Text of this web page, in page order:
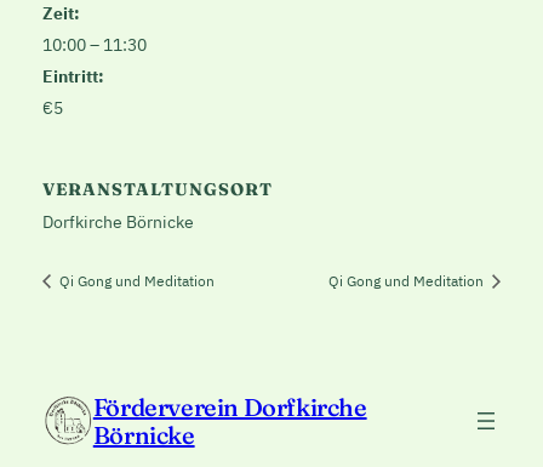
Zeit:
10:00 – 11:30
Eintritt:
€5
VERANSTALTUNGSORT
Dorfkirche Börnicke
Qi Gong und Meditation Qi Gong und Meditation
Förderverein Dorfkirche
Börnicke